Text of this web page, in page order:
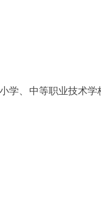
学、中等职业技术学